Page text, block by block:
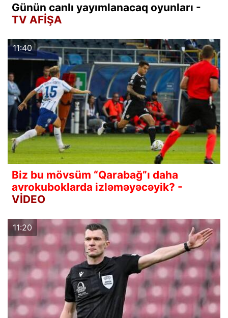
Günün canlı yayımlanacaq oyunları -
TV AFİŞA
11:40
Biz bu mövsüm “Qarabağ”ı daha
avrokuboklarda izləməyəcəyik? -
VİDEO
11:20